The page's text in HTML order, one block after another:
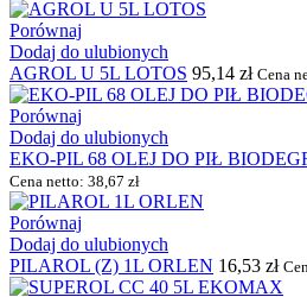
Porównaj
Dodaj do ulubionych
AGROL U 5L LOTOS 95,14 zł Cena
Porównaj
Dodaj do ulubionych
EKO-PIL 68 OLEJ DO PIŁ
Cena netto: 38,67 zł
Porównaj
Dodaj do ulubionych
PILAROL (Z) 1L ORLEN 16,53 zł